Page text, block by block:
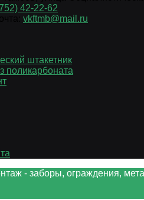
42-22-62
vkftmb@mail.ru
штакетник
поликарбоната
- заборы, ограждения,